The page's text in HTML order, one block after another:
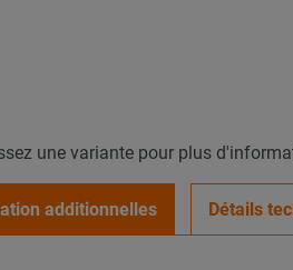
une variante pour plus
additionnelles Détails